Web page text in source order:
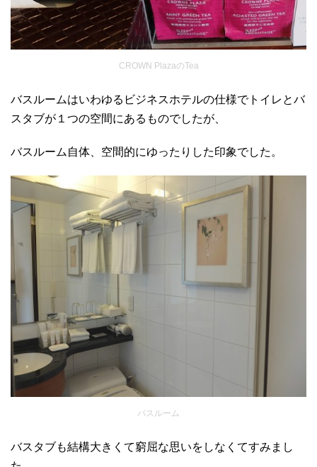
CROWN PlazaのTea
バスルームはいわゆるビジネスホテルの仕様でトイレとバ
スタブが１つの空間にあるものでしたが、
バスルーム自体、空間的にゆったりした印象でした。
バスルーム
バスタブも結構大きくて窮屈な思いをしなくてすみまし